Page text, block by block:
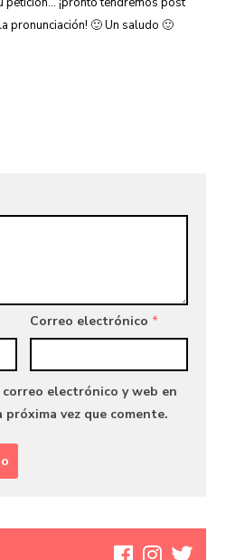
pronunciación! 🙂 Un saludo 🙂
Correo electrónico *
correo electrónico y web en
vez que comente.